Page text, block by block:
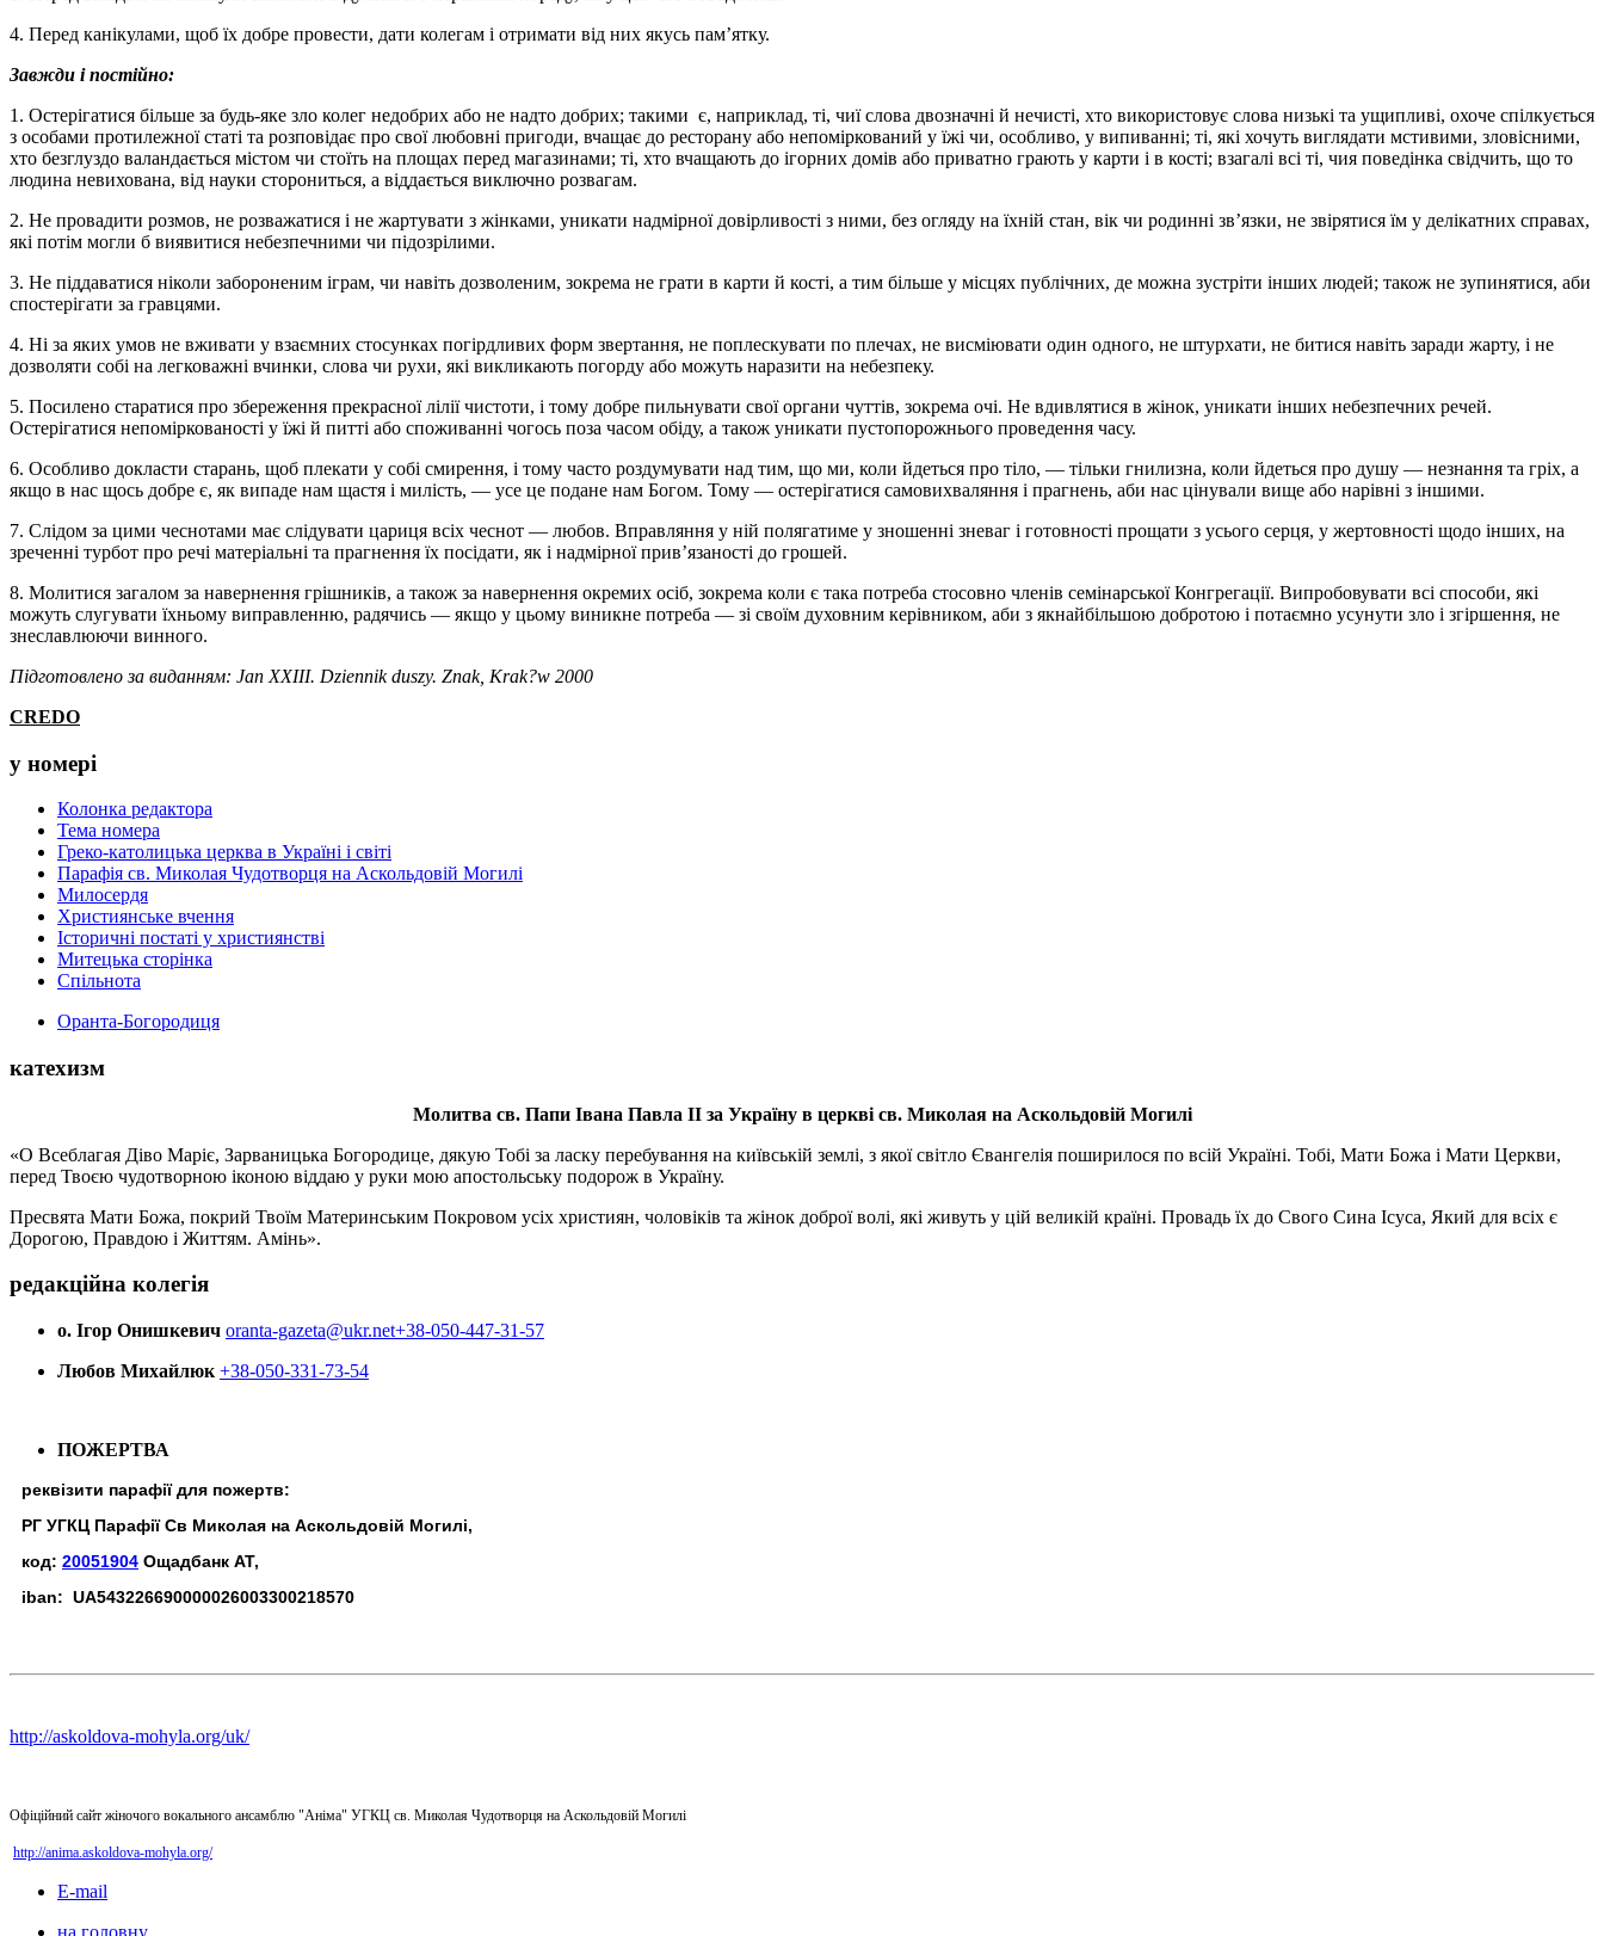
4. Перед канікулами, щоб їх добре провести, дати колегам і отримати від них якусь пам’ятку.
Завжди і постійно:
1. Остерігатися більше за будь-яке зло колег недобрих або не надто добрих; такими є, наприклад, ті, чиї слова двозначні й нечисті, хто використовує слова низькі та ущипливі, охоче спілкується
з особами протилежної статі та розповідає про свої любовні пригоди, вчащає до ресторану або непоміркований у їжі чи, особливо, у випиванні; ті, які хочуть виглядати мстивими, зловісними,
хто безглуздо валандається містом чи стоїть на площах перед магазинами; ті, хто вчащають до ігорних домів або приватно грають у карти і в кості; взагалі всі ті, чия поведінка свідчить, що то
людина невихована, від науки сторониться, а віддається виключно розвагам.
2. Не провадити розмов, не розважатися і не жартувати з жінками, уникати надмірної довірливості з ними, без огляду на їхній стан, вік чи родинні зв’язки, не звірятися їм у делікатних справах,
які потім могли б виявитися небезпечними чи підозрілими.
3. Не піддаватися ніколи забороненим іграм, чи навіть дозволеним, зокрема не грати в карти й кості, а тим більше у місцях публічних, де можна зустріти інших людей; також не зупинятися, аби
спостерігати за гравцями.
4. Ні за яких умов не вживати у взаємних стосунках погірдливих форм звертання, не поплескувати по плечах, не висміювати один одного, не штурхати, не битися навіть заради жарту, і не
дозволяти собі на легковажні вчинки, слова чи рухи, які викликають погорду або можуть наразити на небезпеку.
5. Посилено старатися про збереження прекрасної лілії чистоти, і тому добре пильнувати свої органи чуттів, зокрема очі. Не вдивлятися в жінок, уникати інших небезпечних речей.
Остерігатися непоміркованості у їжі й питті або споживанні чогось поза часом обіду, а також уникати пустопорожнього проведення часу.
6. Особливо докласти старань, щоб плекати у собі смирення, і тому часто роздумувати над тим, що ми, коли йдеться про тіло, — тільки гнилизна, коли йдеться про душу — незнання та гріх, а
якщо в нас щось добре є, як випаде нам щастя і милість, — усе це подане нам Богом. Тому — остерігатися самовихваляння і прагнень, аби нас цінували вище або нарівні з іншими.
7. Слідом за цими чеснотами має слідувати цариця всіх чеснот — любов. Вправляння у ній полягатиме у зношенні зневаг і готовності прощати з усього серця, у жертовності щодо інших, на
зреченні турбот про речі матеріальні та прагнення їх посідати, як і надмірної прив’язаності до грошей.
8. Молитися загалом за навернення грішників, а також за навернення окремих осіб, зокрема коли є така потреба стосовно членів семінарської Конгрегації. Випробовувати всі способи, які
можуть слугувати їхньому виправленню, радячись — якщо у цьому виникне потреба — зі своїм духовним керівником, аби з якнайбільшою добротою і потаємно усунути зло і згіршення, не
знеславлюючи винного.
Підготовлено за виданням: Jan XXIII. Dziennik duszy. Znak, Krak?w 2000
CREDO
у номері
Колонка редактора
Тема номера
Греко-католицька церква в Україні і світі
Парафія св. Миколая Чудотворця на Аскольдовій Могилі
Милосердя
Християнське вчення
Історичні постаті у християнстві
Митецька сторінка
Спільнота
Оранта-Богородиця
катехизм
Молитва св. Папи Івана Павла ІІ за Україну в церкві св. Миколая на Аскольдовій Могилі
«О Всеблагая Діво Маріє, Зарваницька Богородице, дякую Тобі за ласку перебування на київській землі, з якої світло Євангелія поширилося по всій Україні. Тобі, Мати Божа і Мати Церкви,
перед Твоєю чудотворною іконою віддаю у руки мою апостольську подорож в Україну.
Пресвята Мати Божа, покрий Твоїм Материнським Покровом усіх християн, чоловіків та жінок доброї волі, які живуть у цій великій країні. Провадь їх до Свого Сина Ісуса, Який для всіх є
Дорогою, Правдою і Життям. Амінь».
редакційна колегія
о. Ігор Онишкевич oranta-gazeta@ukr.net+38-050-447-31-57
Любов Михайлюк +38-050-331-73-54
ПОЖЕРТВА
реквізити парафії для пожертв:
РГ УГКЦ Парафії Св Миколая на Аскольдовій Могилі,
код: 20051904 Ощадбанк АТ,
iban: UA543226690000026003300218570
http://askoldova-mohyla.org/uk/
Офіційний сайт жіночого вокального ансамблю "Аніма" УГКЦ св. Миколая Чудотворця на Аскольдовій Могилі
http://anima.askoldova-mohyla.org/
E-mail